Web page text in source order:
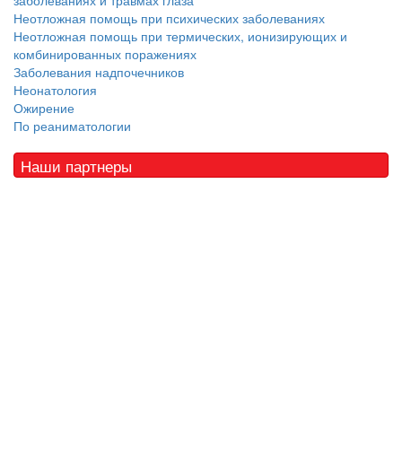
Неотложная помощь при психических заболеваниях
Неотложная помощь при термических, ионизирующих и
комбинированных поражениях
Заболевания надпочечников
Неонатология
Ожирение
По реаниматологии
Наши партнеры